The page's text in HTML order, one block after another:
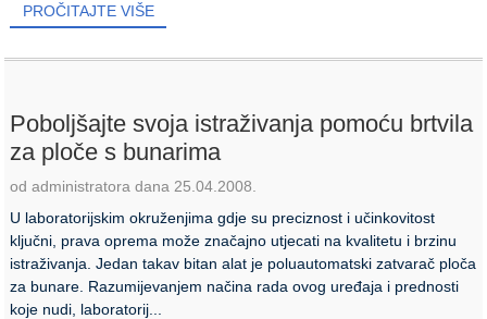
PROČITAJTE VIŠE
Poboljšajte svoja istraživanja pomoću brtvila
za ploče s bunarima
od administratora dana 25.04.2008.
U laboratorijskim okruženjima gdje su preciznost i učinkovitost
ključni, prava oprema može značajno utjecati na kvalitetu i brzinu
istraživanja. Jedan takav bitan alat je poluautomatski zatvarač ploča
za bunare. Razumijevanjem načina rada ovog uređaja i prednosti
koje nudi, laboratorij...